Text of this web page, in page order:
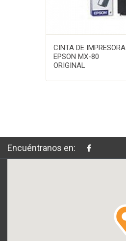
CINTA DE IMPRESORA
EPSON MX-80
ORIGINAL
Encuéntranos en: